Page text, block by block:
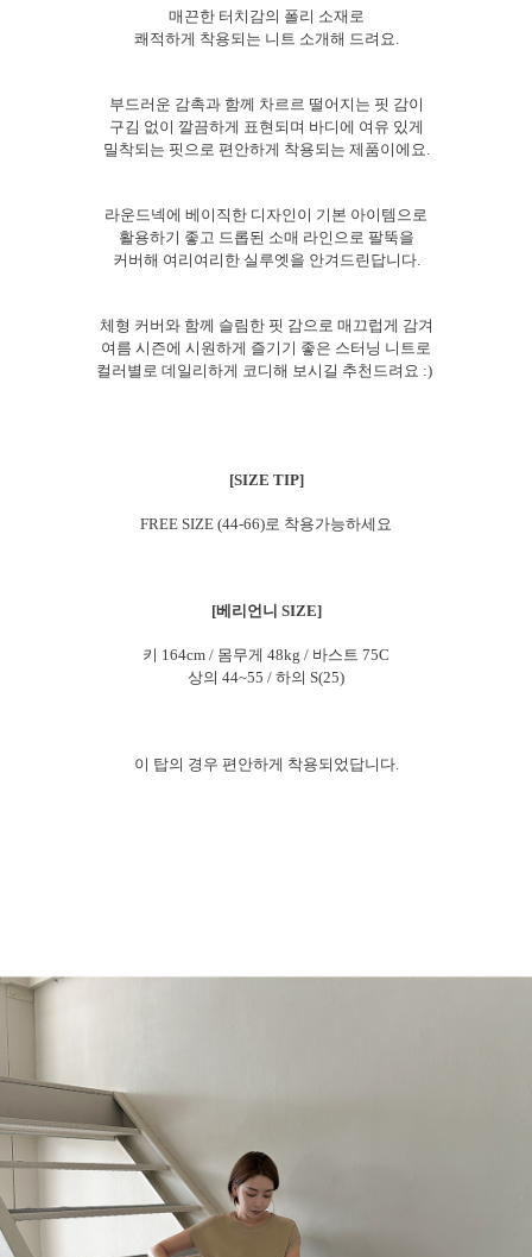
매끈한 터치감의 폴리 소재로
쾌적하게 착용되는 니트 소개해 드려요.
부드러운 감촉과 함께 차르르 떨어지는 핏 감이
구김 없이 깔끔하게 표현되며 바디에 여유 있게
밀착되는 핏으로 편안하게 착용되는 제품이에요.
라운드넥에 베이직한 디자인이 기본 아이템으로
활용하기 좋고 드롭된 소매 라인으로 팔뚝을
커버해 여리여리한 실루엣을 안겨드린답니다.
체형 커버와 함께 슬림한 핏 감으로 매끄럽게 감겨
여름 시즌에 시원하게 즐기기 좋은 스터닝 니트로
컬러별로 데일리하게 코디해 보시길 추천드려요 :)
[SIZE TIP]
FREE SIZE (44-66)로 착용가능하세요
[베리언니 SIZE]
키 164cm / 몸무게 48kg / 바스트 75C
상의 44~55 / 하의 S(25)
이 탑의 경우 편안하게 착용되었답니다.